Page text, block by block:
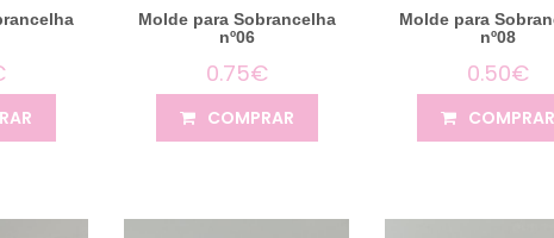
Molde para Sobrancelha
nº06
0.75€
COMPRAR
Molde para
nº08
0.50€
COMPRAR